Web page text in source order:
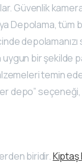
Güvenlik
Depolama, tüm
depolamanızı
bir şekilde
temin
depo” seçeneği,
biridir.Kiptaş